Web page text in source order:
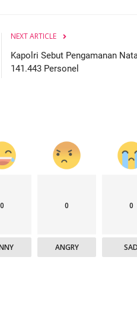
NEXT ARTICLE
Kapolri Sebut Pengamanan
141.443 Personel
0 0
ANGRY
0
SAD